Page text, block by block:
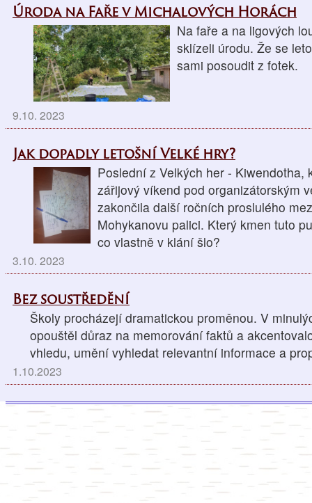
Úroda na Faře v Michalových Horách
Na faře a na ligových
sklízeli úrodu. Že se
sami posoudit z fotek.
9.10. 2023
Jak dopadly letošní Velké hry?
Poslední z Velkých her -
zářijový víkend pod organizátorským
zakončila další ročních proslulého
Mohykanovu palici. Který kmen tuto
co vlastně v klání šlo?
3.10. 2023
Bez soustředění
Školy procházejí dramatickou proměnou. V
opouštěl důraz na memorování faktů a
vhledu, umění vyhledat relevantní informace a
1.10.2023